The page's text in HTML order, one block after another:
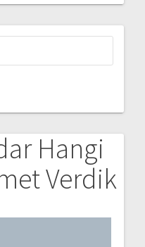
Hangi
Verdik